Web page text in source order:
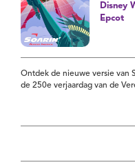
Disney
Epcot
Ontdek de nieuwe versie van
de 250e verjaardag van de